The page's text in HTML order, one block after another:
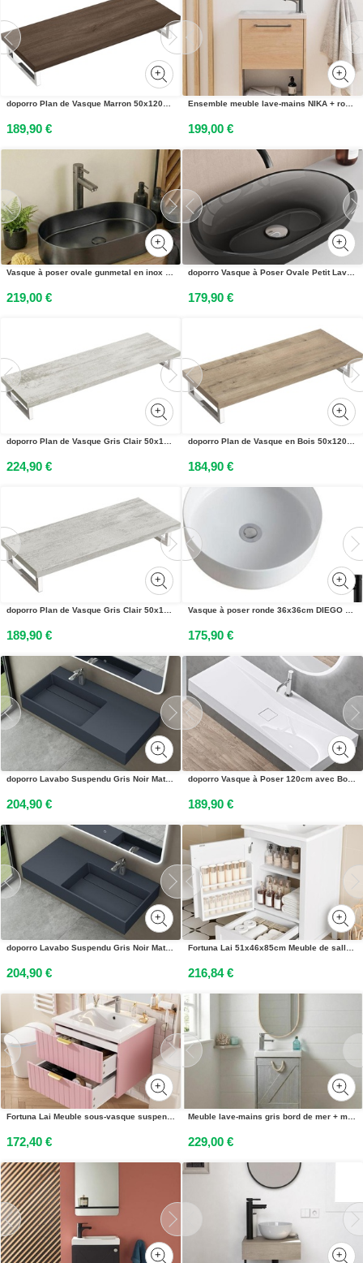
doporro Plan de Vasque Marron 50x120cm Meuble sous Lavabo Plan Lave Mains avec 2 Supports en Inox
189,90 €
Ensemble meuble lave-mains NIKA + robinet
199,00 €
Vasque à poser ovale gunmetal en inox 55x35 cm avec sa bonde assortie
219,00 €
doporro Vasque à Poser Ovale Petit Lave Mains Lavabo 54x34x10,5cm Gris en Résine Transparente Salle de Bain WC Invités Coloria03
179,90 €
doporro Plan de Vasque Gris Clair 50x160cm Meuble sous Lavabo Plan Lave Mains avec 2 Supports en Inox
224,90 €
doporro Plan de Vasque en Bois 50x120cm Meuble sous Lavabo Plan Lave Mains avec 2 Supports en Inox
184,90 €
doporro Plan de Vasque Gris Clair 50x120cm Meuble sous Lavabo Plan Lave Mains avec 2 Supports en Inox
189,90 €
Vasque à poser ronde 36x36cm DIEGO + robinet + bonde
175,90 €
doporro Lavabo Suspendu Gris Noir Mat 90cm Vasque à Poser Lave Mains Rectangulaire de Qualité pour Salle de Bain 90x48x13cm Colossum12-L
204,90 €
doporro Vasque à Poser 120cm avec Bonde Lavabo Suspendu Blanc Colossum810 Fonte Minérale Solid Surface 120x48x12cm
189,90 €
doporro Lavabo Suspendu Gris Noir Mat 90cm Vasque à Poser Lave Mains Rectangulaire de Qualité pour Salle de Bain 90x48x13cm Colossum12-R
204,90 €
Fortuna Lai 51x46x85cm Meuble de salle de bain sur pied avec lavabo, vasque, finition laquée, tablette de porte, tiroir silencieux de grande capacité, étagère réglable, lavabo en céramique, blanc
216,84 €
Fortuna Lai Meuble sous-vasque suspendu avec lavabo, double rangement, MDF résistant à lhumidité, lavabo en céramique résistant aux salissures, surface mélaminée sans vernis, peu encombrant, couleur rose
172,40 €
Meuble lave-mains gris bord de mer + miroir MISTRAL
229,00 €